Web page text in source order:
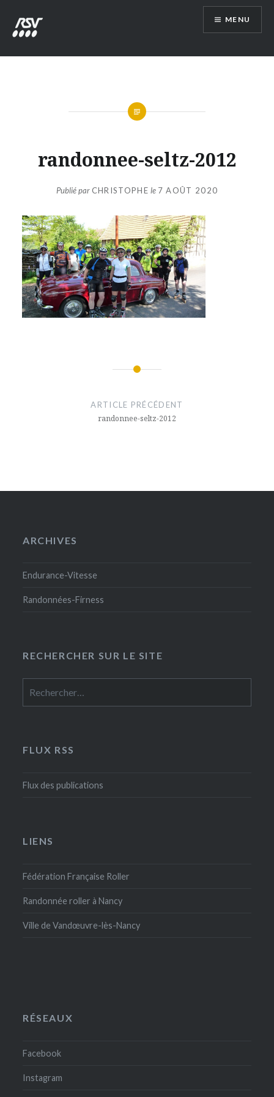
contenu
RSV54
MENU
randonnee-seltz-2012
Publié par CHRISTOPHE le 7 AOÛT 2020
ARTICLE PRÉCÉDENT
randonnee-seltz-2012
ARCHIVES
Endurance-Vitesse
Randonnées-Firness
RECHERCHER SUR LE SITE
FLUX RSS
Flux des publications
LIENS
Fédération Française Roller
Randonnée roller à Nancy
Ville de Vandœuvre-lès-Nancy
RÉSEAUX
Facebook
Instagram